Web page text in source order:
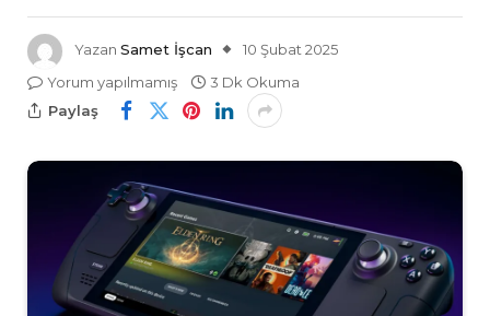
Yazan Samet İşcan
10 Şubat 2025
Yorum yapılmamış
3 Dk Okuma
Paylaş